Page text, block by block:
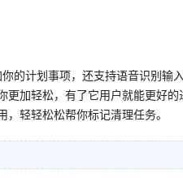
的计划事项，还支持语音识别输
加轻松，有了它用户就能更好
轻轻松松帮你标记清理任务。